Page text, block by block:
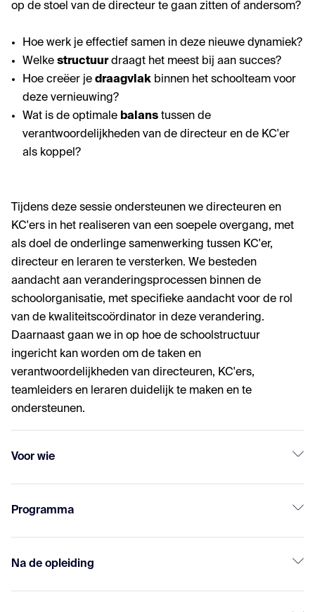
op de stoel van de directeur te gaan zitten of andersom?
Hoe werk je effectief samen in deze nieuwe dynamiek?
Welke structuurdraagt het meest bij aan succes?
Hoe creëer je draagvlak binnen het schoolteam voor
deze vernieuwing?
Wat is de optimale balans tussen de
verantwoordelijkheden van de directeur en de KC'er
als koppel?
Tijdens deze sessie ondersteunen we directeuren en
KC'ers in het realiseren van een soepele overgang, met
als doel de onderlinge samenwerking tussen KC'er,
directeur en leraren te versterken. We besteden
aandacht aan veranderingsprocessen binnen de
schoolorganisatie, met specifieke aandacht voor de rol
van de kwaliteitscoördinator in deze verandering.
Daarnaast gaan we in op hoe de schoolstructuur
ingericht kan worden om de taken en
verantwoordelijkheden van directeuren, KC'ers,
teamleiders en leraren duidelijk te maken en te
ondersteunen.
Voor wie
Programma
Na de opleiding